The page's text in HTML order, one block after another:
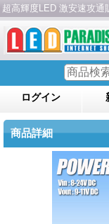
超高輝度LED 激安速攻通
ログイン
商品詳細